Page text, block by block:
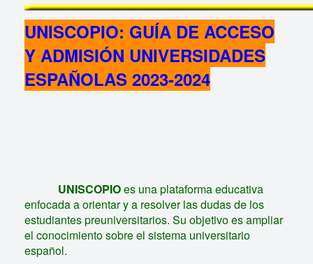
UNISCOPIO: GUÍA DE ACCESO
Y ADMISIÓN UNIVERSIDADES
ESPAÑOLAS 2023-2024
UNISCOPIOes una plataforma educativa
enfocada a orientar y a resolver las dudas de los
estudiantes preuniversitarios. Su objetivo es ampliar
el conocimiento sobre el sistema universitario
español.